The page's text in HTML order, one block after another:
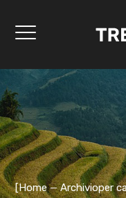
[Home Archivioper